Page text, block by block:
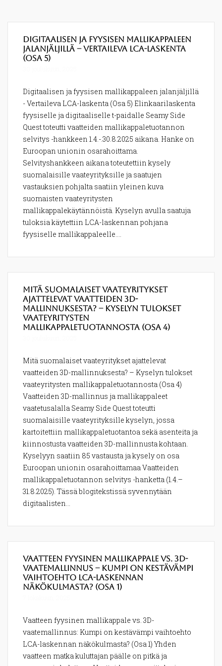
Digitaalisen ja fyysisen mallikappaleen
jalanjäljillä – Vertaileva LCA-laskenta
(Osa 5)
Digitaalisen ja fyysisen mallikappaleen jalanjäljillä
- Vertaileva LCA-laskenta (Osa 5) Elinkaarilaskenta
fyysiselle ja digitaaliselle t-paidalle Seamy Side
Quest toteutti vaatteiden mallikappaletuotannon
selvitys -hankkeen 1.4.-.30.8.2025 aikana. Hanke on
Euroopan unionin osarahoittama.
Selvityshankkeen aikana toteutettiin kysely
suomalaisille vaateyrityksille ja saatujen
vastauksien pohjalta saatiin yleinen kuva
suomaisten vaateyritysten
mallikappalekäytännöistä. Kyselyn avulla saatuja
tuloksia käytettiin LCA-laskennan pohjana
fyysiselle mallikappaleelle....
Mitä suomalaiset vaateyritykset
ajattelevat vaatteiden 3D-
mallinnuksesta? – Kyselyn tulokset
vaateyritysten
mallikappaletuotannosta (Osa 4)
Mitä suomalaiset vaateyritykset ajattelevat
vaatteiden 3D-mallinnuksesta? – Kyselyn tulokset
vaateyritysten mallikappaletuotannosta (Osa 4)
Vaatteiden 3D-mallinnus ja mallikappaleet
vaatetusalalla Seamy Side Quest toteutti
suomalaisille vaateyrityksille kyselyn, jossa
kartoitettiin mallikappaletuotantoa sekä asenteita ja
kiinnostusta vaatteiden 3D-mallinnusta kohtaan.
Kyselyyn saatiin 85 vastausta ja kysely on osa
Euroopan unionin osarahoittamaa Vaatteiden
mallikappaletuotannon selvitys -hanketta (1.4.–
31.8.2025). Tässä blogitekstissä syvennytään
digitaalisten...
Vaatteen fyysinen mallikappale vs. 3D-
vaatemallinnus – Kumpi on kestävämpi
vaihtoehto LCA-laskennan
näkökulmasta? (Osa 1)
Vaatteen fyysinen mallikappale vs. 3D-
vaatemallinnus: Kumpi on kestävämpi vaihtoehto
LCA-laskennan näkökulmasta? (Osa 1) Yhden
vaatteen matka kuluttajan päälle on pitkä ja